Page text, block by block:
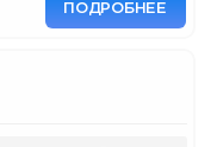
ПОДРОБНЕЕ